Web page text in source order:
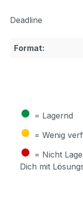
Deadline
Format:
● = Lagernd
● = Wenig
● = Nicht
Dich mit